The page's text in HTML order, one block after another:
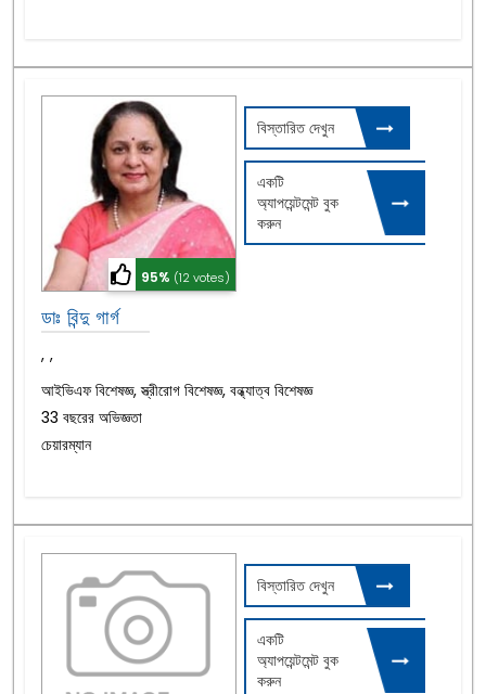
95% (12 votes)
ডাঃ বিন্দু গার্গ
, ,
আইভিএফ বিশেষজ্ঞ, স্ত্রীরোগ বিশেষজ্ঞ, বন্ধ্যাত্ব বিশেষজ্ঞ
33 বছরের অভিজ্ঞতা
চেয়ারম্যান
বিস্তারিত দেখুন
একটি
অ্যাপয়েন্টমেন্ট বুক
করুন
বিস্তারিত দেখুন
একটি
অ্যাপয়েন্টমেন্ট বুক
করুন